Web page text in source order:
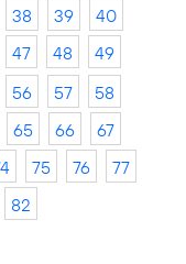
38 39
40
47 48
49
56 57
58
65 66
67
75 76
77
82